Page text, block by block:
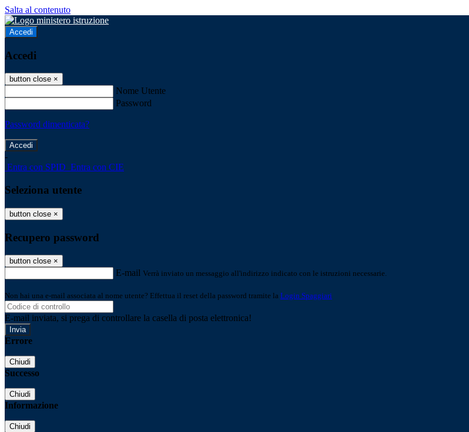
Salta al contenuto
Accedi
Accedi
button close ×
Nome Utente
Password
Password dimenticata?
-
Entra con SPID Entra con CIE
Seleziona utente
button close ×
Recupero password
button close ×
E-mail Verrà inviato un messaggio all'indirizzo indicato con le istruzioni necessarie.
Non hai una e-mail associata al nome utente? Effettua il reset della password tramite la Login Spaggiari
E-mail inviata, si prega di controllare la casella di posta elettronica!
Errore
Chiudi
Successo
Chiudi
Informazione
Chiudi